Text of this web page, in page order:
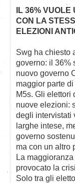
IL 36% VUOLE
CON LA
ELEZIONI
Swg ha chiesto
governo: il 36%
nuovo governo
maggior parte
M5s. Gli elettori
nuove elezioni:
degli intervistati
larghe intese,
governo
ma con un altro
La
provocato la
Solo tra gli